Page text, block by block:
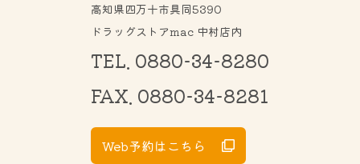
高知県四万十市具同5390
ドラッグストアmac 中村店内
TEL. 0880-34-8280
FAX. 0880-34-8281
Web予約はこちら